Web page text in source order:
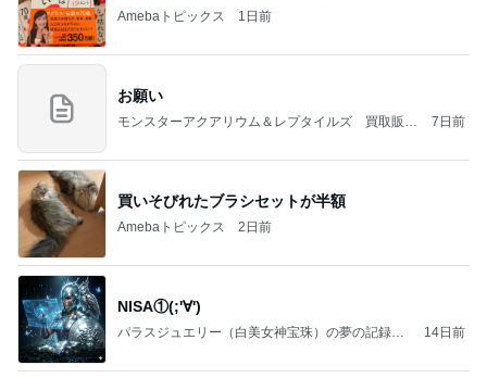
Amebaトピックス 1日前
お願い
モンスターアクアリウム＆レプタイルズ 買取販売
7日前
買いそびれたブラシセットが半額
Amebaトピックス 2日前
NISA①(;'∀')
パラスジュエリー（白美女神宝珠）の夢の記録
14日前